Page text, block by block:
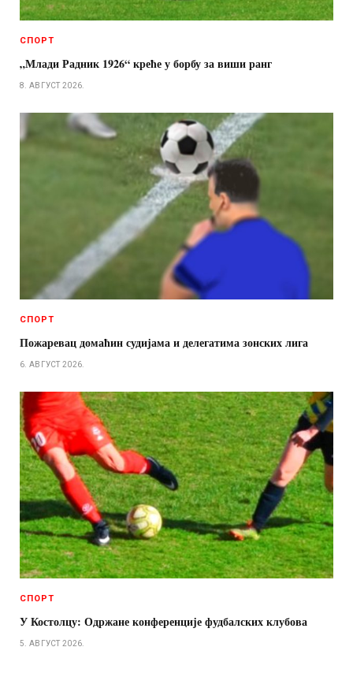
СПОРТ
„Млади Радник 1926“ креће у борбу за виши ранг
8. АВГУСТ 2026.
СПОРТ
Пожаревац домаћин судијама и делегатима зонских лига
6. АВГУСТ 2026.
СПОРТ
У Костолцу: Одржане конференције фудбалских клубова
5. АВГУСТ 2026.